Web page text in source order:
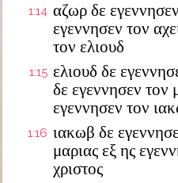
1:14 αζωρ δε
εγεννησεν τον
τον ελιουδ
1:15 ελιουδ δε
δε εγεννησεν τον
εγεννησεν τον
1:16 ιακωβ δε
μαριας εξ ης
χριστος